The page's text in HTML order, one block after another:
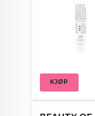
kremen.
eller hele
absorpsjon.
KJØP